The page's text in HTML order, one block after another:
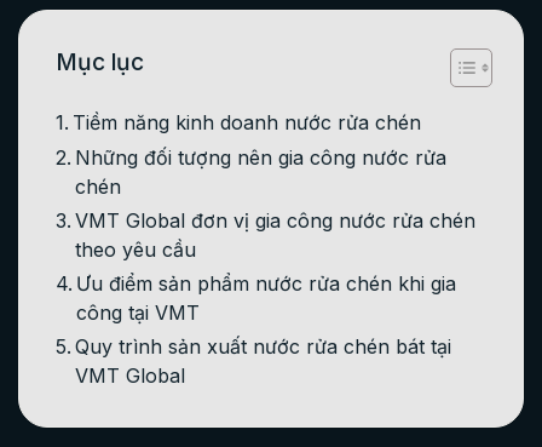
Mục lục
Tiềm năng kinh doanh nước rửa chén
Những đối tượng nên gia công nước rửa
chén
VMT Global đơn vị gia công nước rửa chén
theo yêu cầu
Ưu điểm sản phẩm nước rửa chén khi gia
công tại VMT
Quy trình sản xuất nước rửa chén bát tại
VMT Global